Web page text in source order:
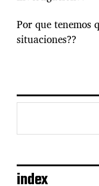
Por que tenemos
situaciones??
index